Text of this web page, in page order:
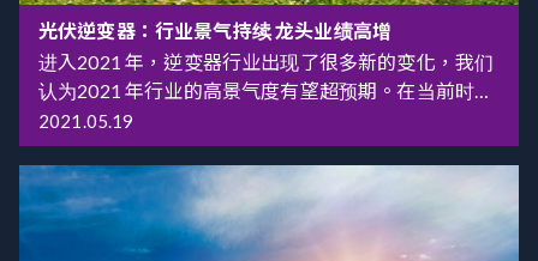
装机容量为175.93万千瓦。截至2021年7月底，全国
累计纳入2021年国家财政补贴规模户用光伏项目装机
容量为766.14万千瓦。 按照今年户用光伏装机补贴
0.03元/千瓦时，可纳入国家补贴指标的装机规模为5
亿/0.03元，约为16.5万千瓦左右。此前，国家发改委
在发布2021年新能源上网电价新政时表示，确保今年
户用光伏新增装机达到15亿千瓦以上。 从这两个数据
来看，前7月实现新增装机766万千瓦，刚好完成了全
年新增装机量的一半左右。一般来说，7、8、9、10
光伏逆变器：行业景气持续 龙头业绩高增
进入2021 年，逆变器行业出现了很多新的变化，我们
认为2021 年行业的高景气度有望超预期。在当前时
点，本篇报告旨在梳理年初至今逆变器行业新的边际
变化并再次强烈推荐光伏逆变器这一赛道。 出口数据
高增，加速出海趋势依旧。从海关总署披露的数据
看，2021 年1、2、3 月国内逆变器出口金额分别为
23.2、21.8 和19.74 亿元，同比分别增长32.0%、
2021.05.19